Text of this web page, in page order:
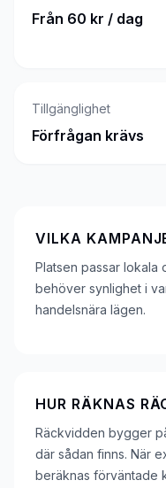
Från 60 kr / dag
Tillgänglighet
Förfrågan krävs
VILKA
Platsen passar lokala
behöver synlighet i
handelsnära lägen.
HUR RÄKNAS
Räckvidden bygger
där sådan finns. När
beräknas förväntade